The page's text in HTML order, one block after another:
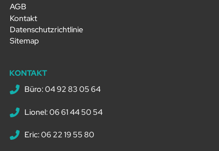
AGB
Kontakt
Datenschutzrichtlinie
Sitemap
KONTAKT
Büro: 04 92 83 05 64
Lionel: 06 61 44 50 54
Eric: 06 22 19 55 80